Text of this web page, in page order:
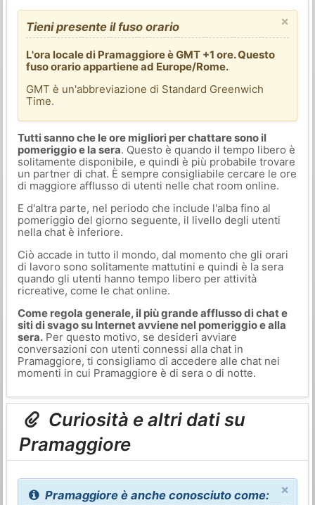
×
Tieni presente il fuso orario
L'ora locale di Pramaggiore è GMT +1 ore. Questo
fuso orario appartiene ad Europe/Rome.
GMT è un'abbreviazione di Standard Greenwich
Time.
Tutti sanno che le ore migliori per chattare sono il
pomeriggio e la sera. Questo è quando il tempo libero è
solitamente disponibile, e quindi è più probabile trovare
un partner di chat. È sempre consigliabile cercare le ore
di maggiore afflusso di utenti nelle chat room online.
E d'altra parte, nel periodo che include l'alba fino al
pomeriggio del giorno seguente, il livello degli utenti
nella chat è inferiore.
Ciò accade in tutto il mondo, dal momento che gli orari
di lavoro sono solitamente mattutini e quindi è la sera
quando gli utenti hanno tempo libero per attività
ricreative, come le chat online.
Come regola generale, il più grande afflusso di chat e
siti di svago su Internet avviene nel pomeriggio e alla
sera.Per questo motivo, se desideri avviare
conversazioni con utenti connessi alla chat in
Pramaggiore, ti consigliamo di accedere alle chat nei
momenti in cui Pramaggiore è di sera o di notte.
Curiosità e altri dati su
Pramaggiore
×
Pramaggiore è anche conosciuto come: